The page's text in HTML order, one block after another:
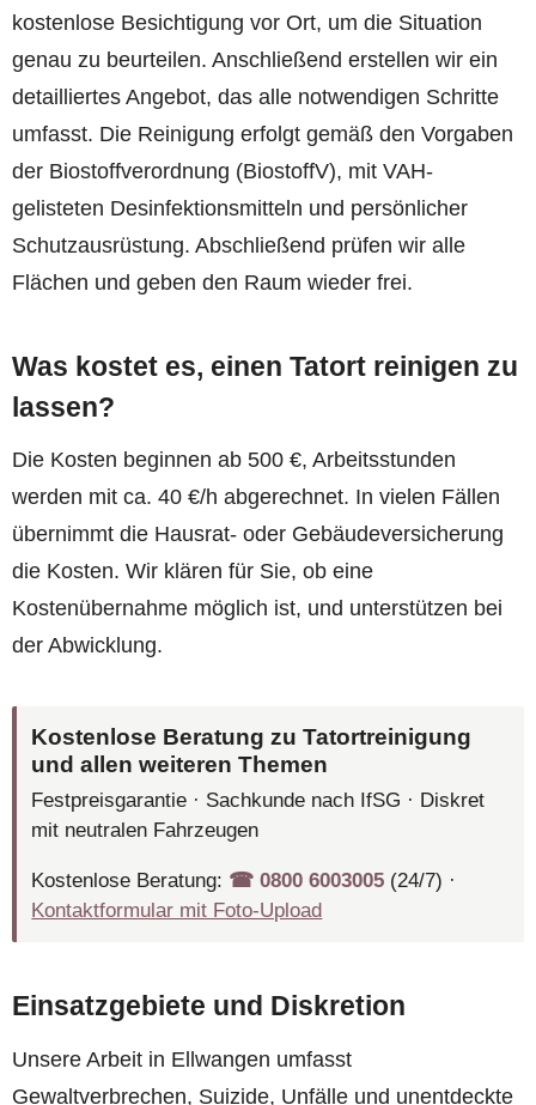
kostenlose Besichtigung vor Ort, um die Situation
genau zu beurteilen. Anschließend erstellen wir ein
detailliertes Angebot, das alle notwendigen Schritte
umfasst. Die Reinigung erfolgt gemäß den Vorgaben
der Biostoffverordnung (BiostoffV), mit VAH-
gelisteten Desinfektionsmitteln und persönlicher
Schutzausrüstung. Abschließend prüfen wir alle
Flächen und geben den Raum wieder frei.
Was kostet es, einen Tatort reinigen zu
lassen?
Die Kosten beginnen ab 500 €, Arbeitsstunden
werden mit ca. 40 €/h abgerechnet. In vielen Fällen
übernimmt die Hausrat- oder Gebäudeversicherung
die Kosten. Wir klären für Sie, ob eine
Kostenübernahme möglich ist, und unterstützen bei
der Abwicklung.
Kostenlose Beratung zu Tatortreinigung
und allen weiteren Themen
Festpreisgarantie · Sachkunde nach IfSG · Diskret
mit neutralen Fahrzeugen
Kostenlose Beratung: ☎︎ 0800 6003005 (24/7) ·
Kontaktformular mit Foto-Upload
Einsatzgebiete und Diskretion
Unsere Arbeit in Ellwangen umfasst
Gewaltverbrechen, Suizide, Unfälle und unentdeckte